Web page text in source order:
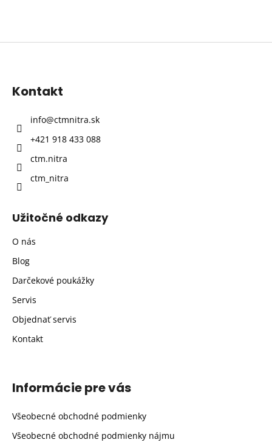
Z
Kontakt
info@ctmnitra.sk
+421 918 433 088
ctm.nitra
ctm_nitra
Užitočné odkazy
O nás
Blog
Darčekové poukážky
Servis
Objednať servis
Kontakt
Informácie pre vás
Všeobecné obchodné podmienky
Všeobecné obchodné podmienky nájmu